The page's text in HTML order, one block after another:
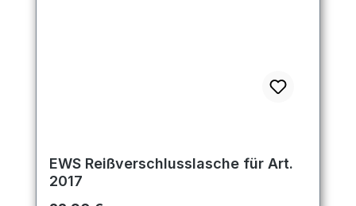
EWS Reißverschlusslasche für Art.
2017